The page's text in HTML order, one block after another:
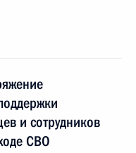
и сотрудников
СВО